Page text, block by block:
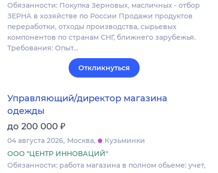
Обязанности: Покупка Зерновых, масличных - отбор
ЗЕРНА в хозяйстве по России Продажи продуктов
переработки, отходы производства, сырьевых
компонентов по странам СНГ, ближнего зарубежья.
Требования: Опыт…
Откликнуться
Управляющий/директор магазина
одежды
до 200 000 ₽
04 августа 2026 Москва
Кузьминки
ООО "ЦЕНТР ИННОВАЦИЙ"
Обязанности: работа магазина в полном обьеме: учет,